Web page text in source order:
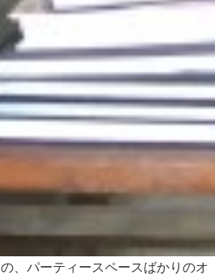
、パーティースペースばかりのオ